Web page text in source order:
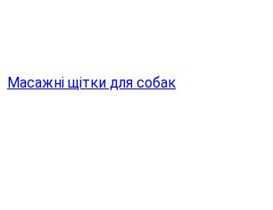
Масажні щітки для собак